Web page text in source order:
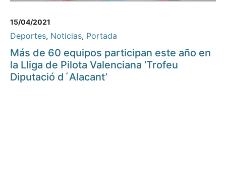
15/04/2021
Deportes, Noticias, Portada
Más de 60 equipos participan este año en
la Lliga de Pilota Valenciana ‘Trofeu
Diputació d´Alacant’